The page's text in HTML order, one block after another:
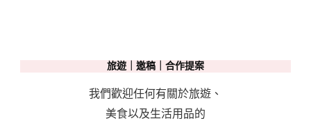
旅遊｜邀稿｜合作提案
我們歡迎任何有關於旅遊、
美食以及生活用品的